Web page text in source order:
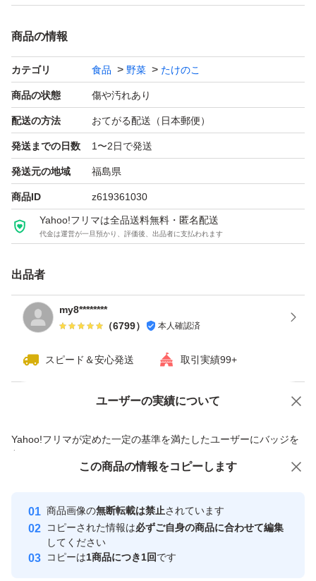
商品の情報
カテゴリ 食品 野菜 たけのこ
商品の状態 傷や汚れあり
配送の方法 おてがる配送（日本郵便）
発送までの日数 1〜2日で発送
発送元の地域 福島県
商品ID z619361030
Yahoo!フリマは全品送料無料・匿名配送
代金は運営が一旦預かり、評価後、出品者に支払われます
出品者
my8********
（6799） 本人確認済
スピード＆安心発送 取引実績99+
ユーザーの実績について
Yahoo!フリマが定めた一定の基準を満たしたユーザーにバッジを
付与しています
安心取引出品者
心・安全なユーザーです
取引実績
価格の相談 商品への質問
この商品の情報をコピーします
商品画像の無断転載は禁止されています
コピーされた情報は必ずご自身の商品に合わせて編集
してください
コピーは1商品につき1回です
この商品をみている人にオススメ